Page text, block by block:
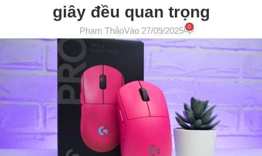
giây đều quan trọng
Phạm ThảoVào 27/09/2025 0